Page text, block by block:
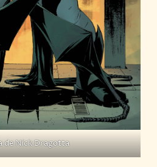
de Nick Dragotta